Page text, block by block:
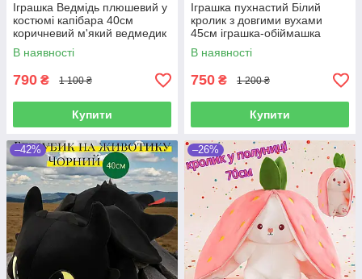
Іграшка Ведмідь плюшевий у
костюмі капібара 40см
коричневий м'який ведмедик
обнімашка в кігурумі на
подарунок для сну та ігор
В наявності
790 ₴ 1 100 ₴
Купити
Іграшка пухнастий Білий
кролик з довгими вухами
45см іграшка-обіймашка
заєць плюшевий на
подарунок М'які іграшки
В наявності
750 ₴ 1 200 ₴
Купити
–42% –26%